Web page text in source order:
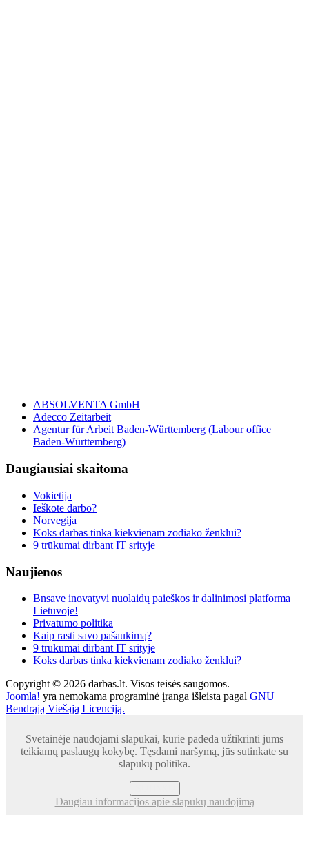
ABSOLVENTA GmbH
Adecco Zeitarbeit
Agentur für Arbeit Baden-Württemberg (Labour office
Baden-Württemberg)
Daugiausiai skaitoma
Vokietija
Ieškote darbo?
Norvegija
Koks darbas tinka kiekvienam zodiako ženklui?
9 trūkumai dirbant IT srityje
Naujienos
Bnsave inovatyvi nuolaidų paieškos ir dalinimosi platforma
Lietuvoje!
Privatumo politika
Kaip rasti savo pašaukimą?
9 trūkumai dirbant IT srityje
Koks darbas tinka kiekvienam zodiako ženklui?
Copyright © 2026 darbas.lt. Visos teisės saugomos.
Joomla! yra nemokama programinė įranga išleista pagal GNU
Bendrąją Viešąją Licenciją.
Svetainėje naudojami slapukai, kurie padeda užtikrinti jums
teikiamų paslaugų kokybę. Tęsdami naršymą, jūs sutinkate su
slapukų politika.
Daugiau informacijos apie slapukų naudojimą